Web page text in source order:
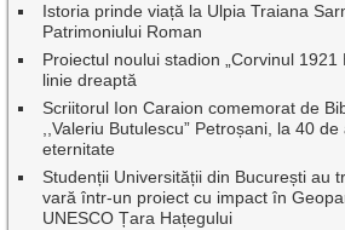
Istoria prinde viață la Ulpia Traiana
Patrimoniului Roman
Proiectul noului stadion „Corvinul 1921
linie dreaptă
Scriitorul Ion Caraion comemorat de
,,Valeriu Butulescu” Petroșani, la 40
eternitate
Studenții Universității din București au
vară într-un proiect cu impact în
UNESCO Țara Hațegului